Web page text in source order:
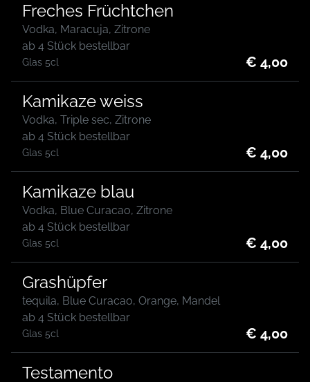
Freches Früchtchen
Vodka, Maracuja, Zitrone
ab 4 Stück bestellbar
Glas 5cl € 4,00
Kamikaze weiss
Vodka, Triple sec, Zitrone
ab 4 Stück bestellbar
Glas 5cl € 4,00
Kamikaze blau
Vodka, Blue Curacao, Zitrone
ab 4 Stück bestellbar
Glas 5cl € 4,00
Grashüpfer
tequila, Blue Curacao, Orange, Mandel
ab 4 Stück bestellbar
Glas 5cl € 4,00
Testamento